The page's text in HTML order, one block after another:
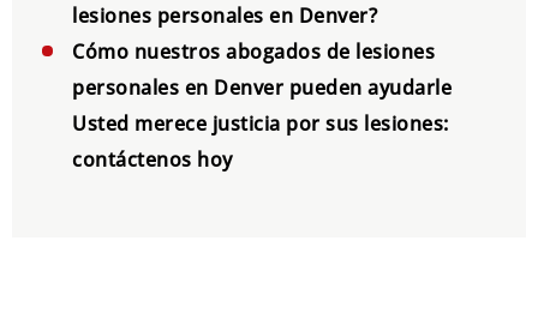
lesiones personales en Denver?
Cómo nuestros abogados de lesiones
personales en Denver pueden ayudarle
Usted merece justicia por sus lesiones:
contáctenos hoy